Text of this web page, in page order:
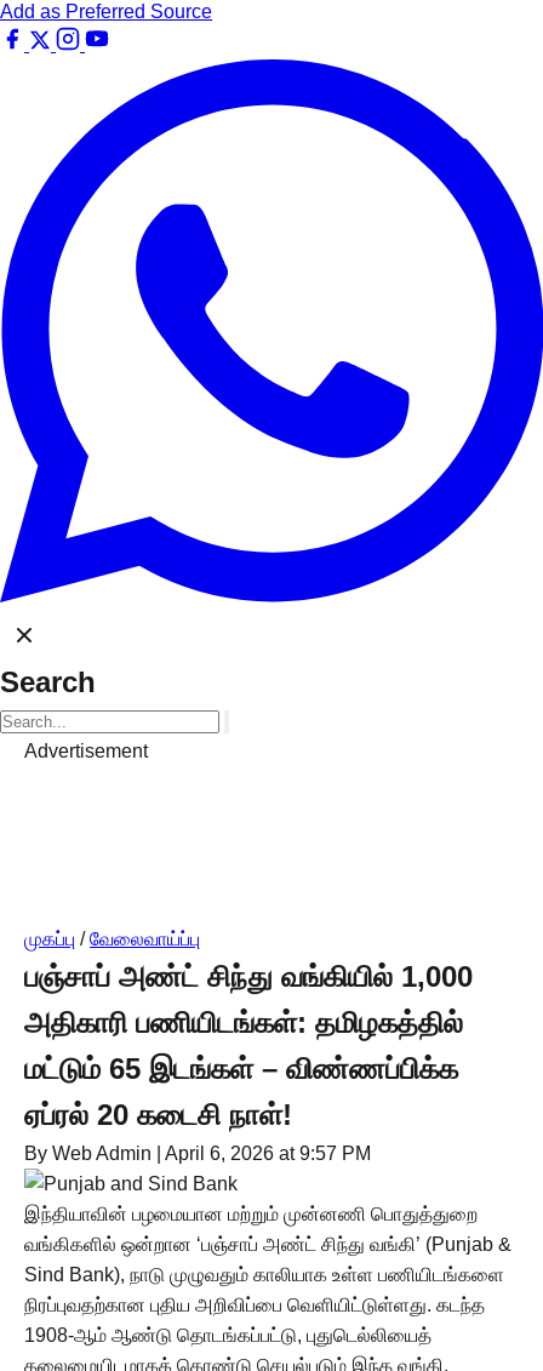
Add as Preferred Source
Search
Advertisement
முகப்பு / வேலைவாய்ப்பு
பஞ்சாப் அண்ட் சிந்து வங்கியில் 1,000
அதிகாரி பணியிடங்கள்: தமிழகத்தில்
மட்டும் 65 இடங்கள் – விண்ணப்பிக்க
ஏப்ரல் 20 கடைசி நாள்!
By Web Admin April 6, 2026 at 9:57 PM
இந்தியாவின் பழமையான மற்றும் முன்னணி பொதுத்துறை
வங்கிகளில் ஒன்றான ‘பஞ்சாப் அண்ட் சிந்து வங்கி’ (Punjab &
Sind Bank), நாடு முழுவதும் காலியாக உள்ள பணியிடங்களை
நிரப்புவதற்கான புதிய அறிவிப்பை வெளியிட்டுள்ளது. கடந்த
1908-ஆம் ஆண்டு தொடங்கப்பட்டு, புதுடெல்லியைத்
தலைமையிடமாகக் கொண்டு செயல்படும் இந்த வங்கி,